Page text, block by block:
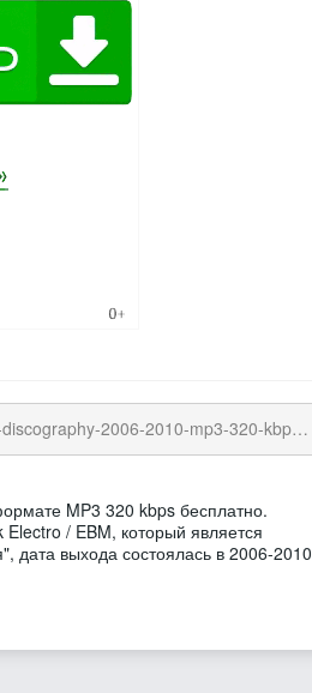
2006-2010-mp3-320-kbps.torrent
MP3 320 kbps бесплатно.
/ EBM, который является
дата выхода состоялась в 2006-2010